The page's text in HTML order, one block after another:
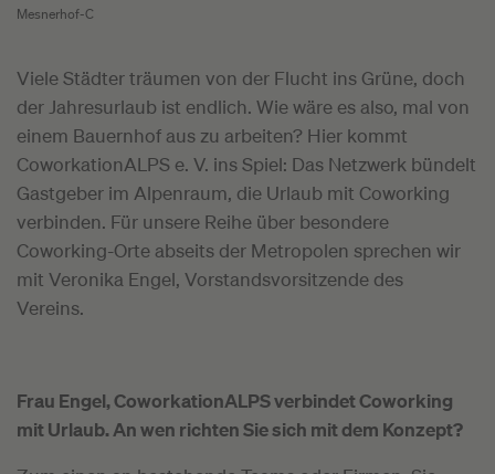
Mesnerhof-C
Viele Städter träumen von der Flucht ins Grüne, doch
der Jahresurlaub ist endlich. Wie wäre es also, mal von
einem Bauernhof aus zu arbeiten? Hier kommt
CoworkationALPS e. V. ins Spiel: Das Netzwerk bündelt
Gastgeber im Alpenraum, die Urlaub mit Coworking
verbinden. Für unsere Reihe über besondere
Coworking-Orte abseits der Metropolen sprechen wir
mit Veronika Engel, Vorstandsvorsitzende des
Vereins.
Frau Engel, CoworkationALPS verbindet Coworking
mit Urlaub. An wen richten Sie sich mit dem Konzept?